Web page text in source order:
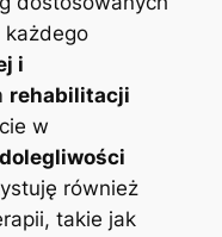
i
rehabilitacji
w
dolegliwości
również
takie jak